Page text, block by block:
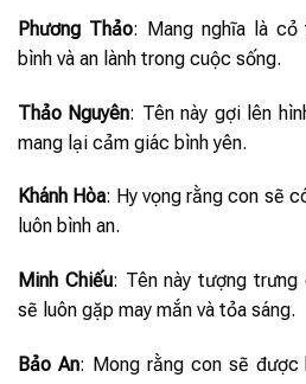
Phương Thảo: Mang nghĩa là cỏ
bình và an lành trong cuộc sống.
Thảo Nguyên: Tên này gợi lên
mang lại cảm giác bình yên.
Khánh Hòa: Hy vọng rằng con sẽ
luôn bình an.
Minh Chiếu: Tên này tượng trưng
sẽ luôn gặp may mắn và tỏa sáng.
Bảo An: Mong rằng con sẽ được